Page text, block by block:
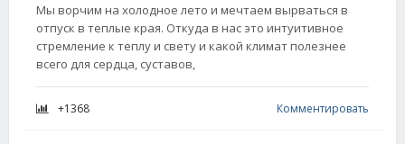
Мы ворчим на холодное лето и мечтаем вырваться в
отпуск в теплые края. Откуда в нас это интуитивное
стремление к теплу и свету и какой климат полезнее
всего для сердца, суставов,
+1368 Комментировать